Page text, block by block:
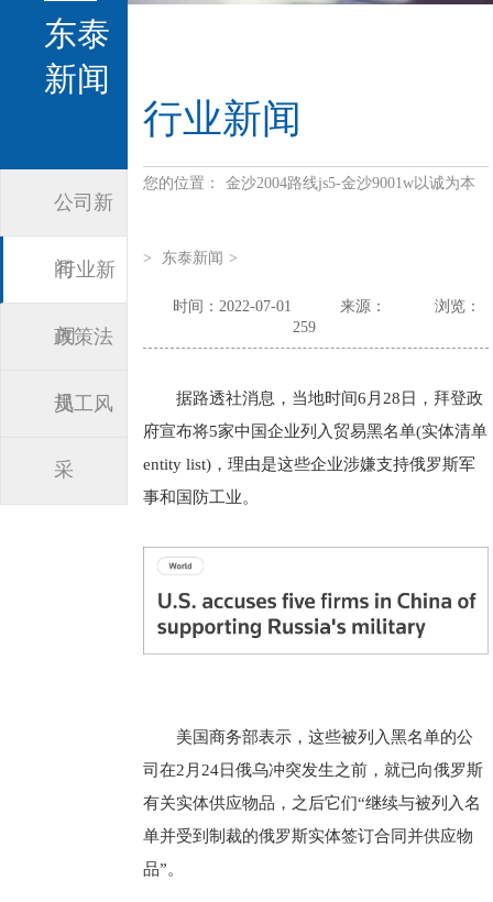
东泰
新闻
公司新
闻
行业新
闻
政策法
规
员工风
采
行业新闻
您的位置： 金沙2004路线js5-金沙9001w以诚为本
> 东泰新闻 >
时间：2022-07-01 来源：
浏览：
259
据路透社消息，当地时间6月28日，拜登政
府宣布将5家中国企业列入贸易黑名单(实体清单
entity list)，理由是这些企业涉嫌支持俄罗斯军
事和国防工业。
美国商务部表示，这些被列入黑名单的公
司在2月24日俄乌冲突发生之前，就已向俄罗斯
有关实体供应物品，之后它们“继续与被列入名
单并受到制裁的俄罗斯实体签订合同并供应物
品”。